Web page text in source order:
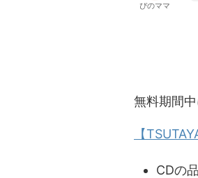
ぴのママ
無料期間
【
CDの